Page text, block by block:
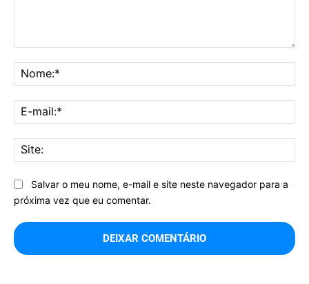
Salvar o meu nome, e-mail e site neste navegador para a
próxima vez que eu comentar.